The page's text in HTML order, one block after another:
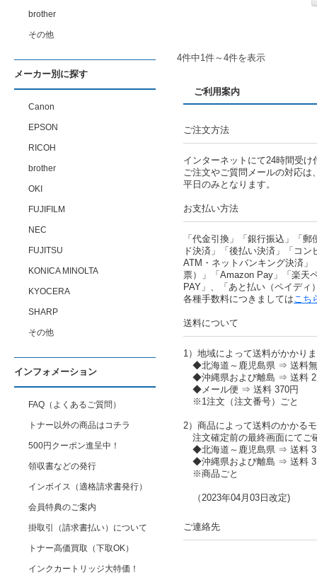
4件中1件～4件を表示
ご利用案内
ご注文方法
インターネットにて24時間受け
ご注文やご質問メールの対応は
平日のみとなります。
お支払い方法
「代金引換」「銀行振込」「
ド決済」「後払い決済」「コ
ATM・ネットバンキング決済」
票）」「Amazon Pay」「楽天
PAY」、「あと払い（ペイディ
各種手数料につきましてはこち
送料について
1）地域によって送料がかかり
◆北海道～鹿児島県 ⇒ 送料
◆沖縄県および離島 ⇒ 送料
◆メール便 ⇒ 送料 370円
※1注文（注文番号）ごと
2）商品によって送料のかかる
注文確定前の最終画面にてご
◆北海道～鹿児島県 ⇒ 送料
◆沖縄県および離島 ⇒ 送料
※商品ごと
（2023年04月03日改定)
ご連絡先
brother
その他
メーカー別に探す
Canon
EPSON
RICOH
brother
OKI
FUJIFILM
NEC
FUJITSU
KONICA MINOLTA
KYOCERA
SHARP
その他
インフォメーション
FAQ（よくあるご質問）
トナー以外の商品はコチラ
500円クーポン進呈中！
領収書などの発行
インボイス（適格請求書発行）
会員特典のご案内
掛取引（請求書払い）について
トナー高価買取（下取OK）
インクカートリッジ大特価！